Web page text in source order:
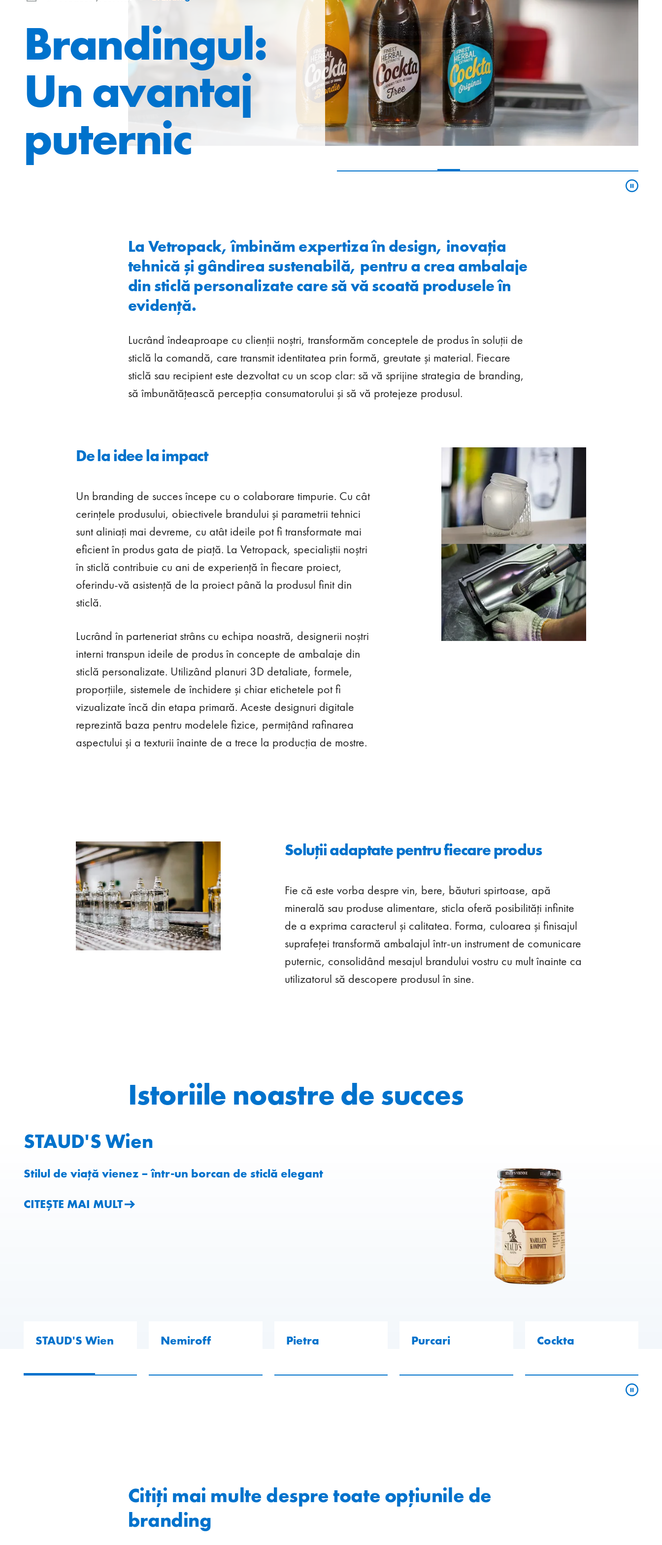
Brandingul:
Un avantaj
puternic
La Vetropack, îmbinăm expertiza în design, inovația
tehnică și gândirea sustenabilă, pentru a crea ambalaje
din sticlă personalizate care să vă scoată produsele în
evidență.
Lucrând îndeaproape cu clienții noștri, transformăm conceptele de produs în soluții de
sticlă la comandă, care transmit identitatea prin formă, greutate și material. Fiecare
sticlă sau recipient este dezvoltat cu un scop clar: să vă sprijine strategia de branding,
să îmbunătățească percepția consumatorului și să vă protejeze produsul.
De la idee la impact
Un branding de succes începe cu o colaborare timpurie. Cu cât
cerințele produsului, obiectivele brandului și parametrii tehnici
sunt aliniați mai devreme, cu atât ideile pot fi transformate mai
eficient în produs gata de piață. La Vetropack, specialiștii noștri
în sticlă contribuie cu ani de experiență în fiecare proiect,
oferindu-vă asistență de la proiect până la produsul finit din
sticlă.
Lucrând în parteneriat strâns cu echipa noastră, designerii noștri
interni transpun ideile de produs în concepte de ambalaje din
sticlă personalizate. Utilizând planuri 3D detaliate, formele,
proporțiile, sistemele de închidere și chiar etichetele pot fi
vizualizate încă din etapa primară. Aceste designuri digitale
reprezintă baza pentru modelele fizice, permițând rafinarea
aspectului și a texturii înainte de a trece la producția de mostre.
Soluții adaptate pentru fiecare produs
Fie că este vorba despre vin, bere, băuturi spirtoase, apă
minerală sau produse alimentare, sticla oferă posibilități infinite
de a exprima caracterul și calitatea. Forma, culoarea și finisajul
suprafeței transformă ambalajul într-un instrument de comunicare
puternic, consolidând mesajul brandului vostru cu mult înainte ca
utilizatorul să descopere produsul în sine.
Istoriile noastre de succes
STAUD'S Wien
Stilul de viață vienez – într-un borcan de sticlă elegant
CITEȘTE MAI MULT
STAUD'S Wien Nemiroff Pietra Purcari Cockta
Citiți mai multe despre toate opțiunile de
branding